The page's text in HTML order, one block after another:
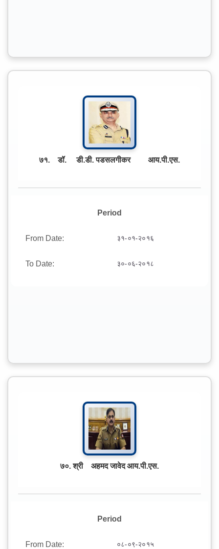
७१. डॉ. डी.डी. पडसलगीकर आय.पी.एस.
Period
From Date: ३१-०१-२०१६
To Date: ३०-०६-२०१८
७०. श्री अहमद जावेद आय.पी.एस.
Period
From Date: ०८-०९-२०१५